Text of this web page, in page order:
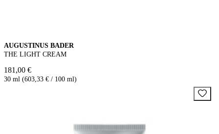
AUGUSTINUS BADER
THE LIGHT CREAM
181,00 €
30 ml (603,33 € / 100 ml)